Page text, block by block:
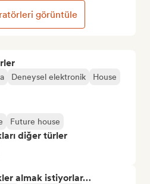
Deneysel elektronik
House
Future house
diğer türler
almak istiyorlar…
görüntüle